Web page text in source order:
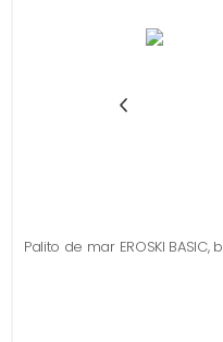
Palito de mar EROSKI BASIC,